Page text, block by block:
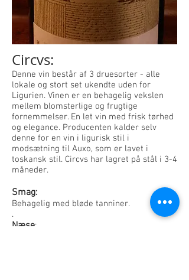
Circvs:
Denne vin består af 3 druesorter - alle
lokale og stort set ukendte uden for
Ligurien. Vinen er en behagelig vekslen
mellem blomsterlige og frugtige
fornemmelser. En let vin med frisk tørhed
og elegance. Producenten kalder selv
denne for en vin i ligurisk stil i
modsætning til Auxo, som er lavet i
toskansk stil. Circvs har lagret på stål i 3-4
måneder.
Smag:
Behagelig med bløde tanniner.
.
Næse: